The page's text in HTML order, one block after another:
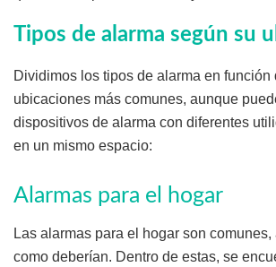
Tipos de alarma según su
Dividimos los tipos de alarma en función
ubicaciones más comunes, aunque
dispositivos de alarma con diferentes
en un mismo espacio:
Alarmas para el hogar
Las alarmas para el hogar son
como deberían. Dentro de estas, se